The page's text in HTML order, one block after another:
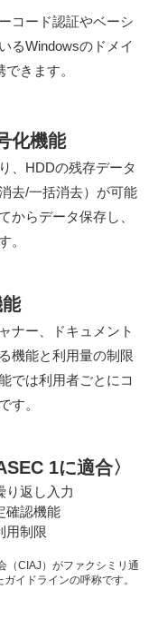
コード認証やベーシ
るWindowsのドメイ
きます。
化機能
、HDDの残存データ
去/一括消去）が可能
からデータ保存し、
。
ナー、ドキュメント
機能と利用量の制限
では利用者ごとにコ
す。
1に適合〉
り返し入力
確認機能
用制限
（CIAJ）がファクシミリ通
イドラインの呼称です。